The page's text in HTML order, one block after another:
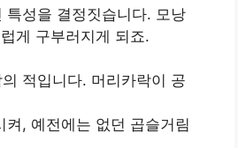
성을 결정짓습니다. 모낭
게 구부러지게 되죠.
적입니다. 머리카락이 공
, 예전에는 없던 곱슬거림